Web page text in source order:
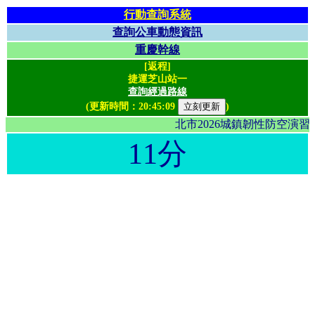
行動查詢系統
查詢公車動態資訊
重慶幹線
[返程]
捷運芝山站一
查詢經過路線
(更新時間： 20:45:09 )
北市2026城鎮韌性防空
11分